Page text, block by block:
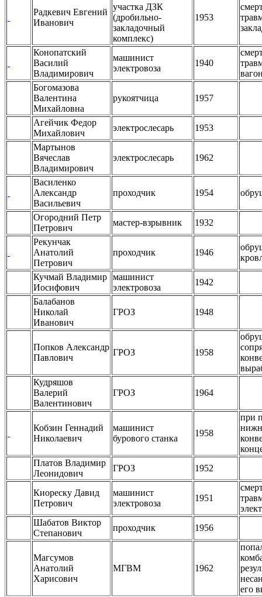
Радкевич Евгений
Иванович
участка ДЗК
(дробильно-
закладочный
комплекс)
1953
Конопатский
Василий
Владимирович
машинист
электровоза
1940
Богомазова
Валентина
Михайловна
рукоятчица 1957
Агейчик Федор
Михайлович
электрослесарь
1953
Мартынов
Вячеслав
Владимирович
электрослесарь 1962
Василенко
Александр
Васильевич
проходчик 1954
Огородний Петр
Петрович
мастер-взрывник
1932
Рекунчак
Анатолий
Петрович
проходчик 1946
Кучмай Владимир
Иосифович
машинист
электровоза
1942
Балабанов
Николай
Иванович
ГРОЗ 1948
Попков Александр
Павлович
ГРОЗ 1958
Кудряшов
Валерий
Валентинович
ГРОЗ 1964
Кобзин Геннадий
Николаевич
машинист
бурового станка
1958
при
Платов Владимир
Леонидович
ГРОЗ 1952
Киореску Давид
Петрович
машинист
электровоза
1951
Шабатов Виктор
Степанович
проходчик 1956
Магсумов
Анатолий
Харисович
МГВМ 1962
его